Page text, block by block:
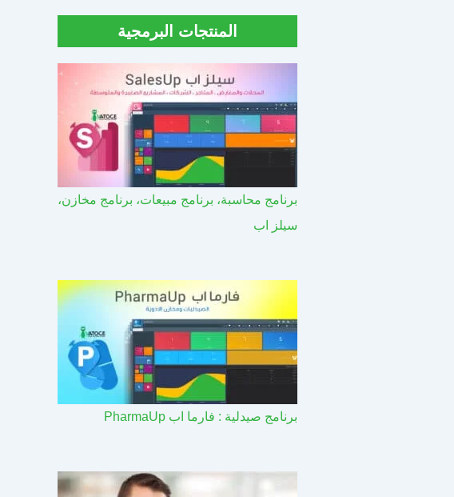
المنتجات البرمجية
برنامج محاسبة، برنامج مبيعات، برنامج مخازن،
سيلز اب
برنامج صيدلية : فارما اب PharmaUp​